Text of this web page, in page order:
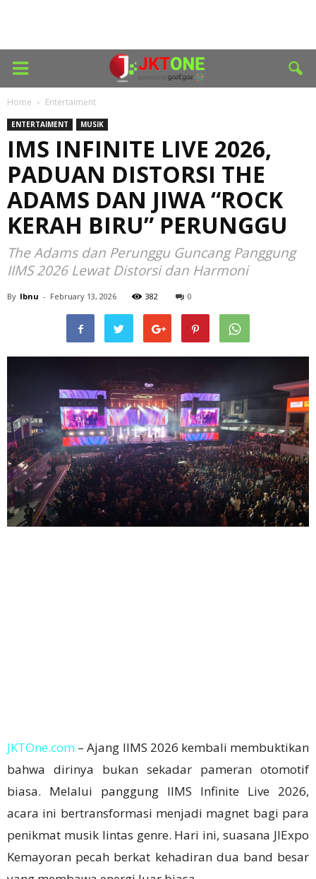
Home Entertaiment
ENTERTAIMENT MUSIK
IMS INFINITE LIVE 2026,
PADUAN DISTORSI THE
ADAMS DAN JIWA “ROCK
KERAH BIRU” PERUNGGU
The Adams dan Perunggu Guncang Panggung
IIMS 2026 Lewat Distorsi dan Harmoni
By Ibnu - February 13, 2026 382 0
JKTOne.com – Ajang IIMS 2026 kembali membuktikan
bahwa dirinya bukan sekadar pameran otomotif
biasa. Melalui panggung IIMS Infinite Live 2026,
acara ini bertransformasi menjadi magnet bagi para
penikmat musik lintas genre. Hari ini, suasana JIExpo
Kemayoran pecah berkat kehadiran dua band besar